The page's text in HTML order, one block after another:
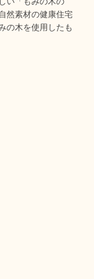
然素材の健康住宅
の木を使用したも